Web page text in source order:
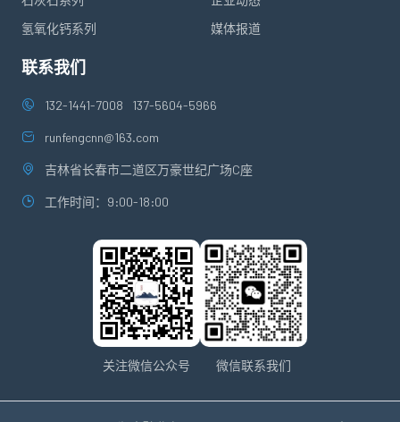
氢氧化钙系列
媒体报道
联系我们
132-1441-7008 137-5604-5966
runfengcnn@163.com
吉林省长春市二道区万豪世纪广场C座
工作时间：9:00-18:00
关注微信公众号 微信联系我们